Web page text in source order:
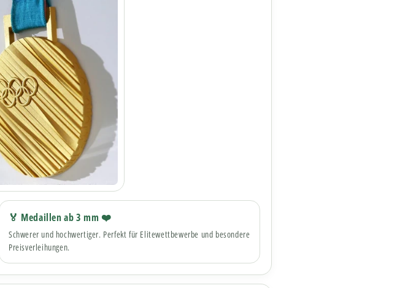
🏅 Medaillen ab 3 mm ❤️
Schwerer und hochwertiger. Perfekt für Elitewettbewerbe und besondere
Preisverleihungen.